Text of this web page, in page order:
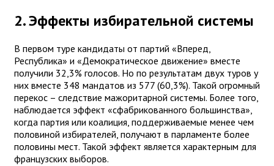
2. Эффекты избирательной системы
В первом туре кандидаты от партий «Вперед,
Республика» и «Демократическое движение» вместе
получили 32,3% голосов. Но по результатам двух туров у
них вместе 348 мандатов из 577 (60,3%). Такой огромный
перекос – следствие мажоритарной системы. Более того,
наблюдается эффект «сфабрикованного большинства»,
когда партия или коалиция, поддерживаемые менее чем
половиной избирателей, получают в парламенте более
половины мест. Такой эффект является характерным для
французских выборов.